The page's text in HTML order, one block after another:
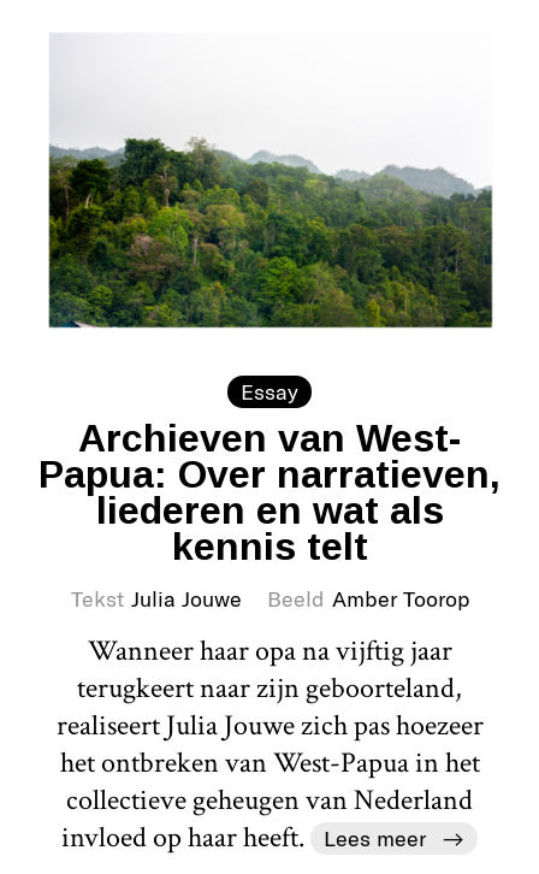
Essay
Archieven van West-
Papua: Over narratieven,
liederen en wat als
kennis telt
Tekst Julia Jouwe Beeld Amber Toorop
Wanneer haar opa na vijftig jaar
terugkeert naar zijn geboorteland,
realiseert Julia Jouwe zich pas hoezeer
het ontbreken van West-Papua in het
collectieve geheugen van Nederland
invloed op haar heeft.
Lees meer